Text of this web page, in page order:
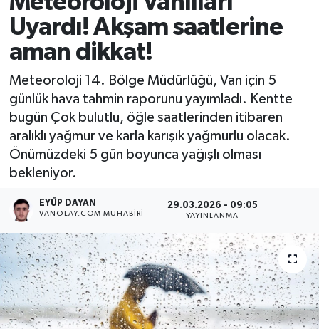
Uyardı! Akşam saatlerine
aman dikkat!
Meteoroloji 14. Bölge Müdürlüğü, Van için 5
günlük hava tahmin raporunu yayımladı. Kentte
bugün Çok bulutlu, öğle saatlerinden itibaren
aralıklı yağmur ve karla karışık yağmurlu olacak.
Önümüzdeki 5 gün boyunca yağışlı olması
bekleniyor.
EYÜP DAYAN
VANOLAY.COM MUHABIRI
29.03.2026 - 09:05
YAYINLANMA
Ekonomi
Sağlık
Eğitim
Bilim & Teknoloji
Dünya
RESMİ İLANLAR
Van Trafik Yoğunluk Haritası
Süper Lig Puan Durumu ve Fikstür
Tüm Manşetler
Son Dakika Haberleri
Haber Arşivi